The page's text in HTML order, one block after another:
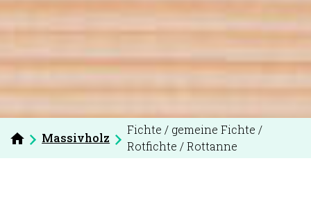
Massivholz
Fichte / gemeine Fichte /
Rotfichte / Rottanne